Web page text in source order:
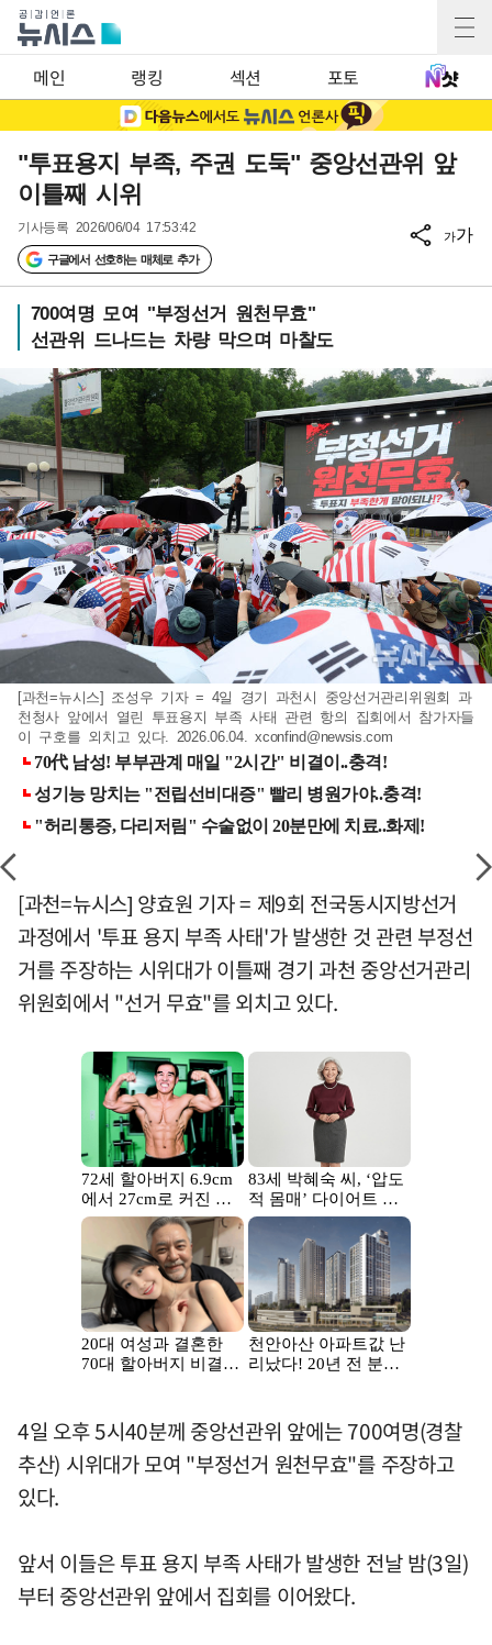
메인 랭킹 섹션 포토
"투표용지 부족, 주권 도둑" 중앙선관위 앞
이틀째 시위
기사등록 2026/06/04 17:53:42
구글에서 선호하는 매체로 추가
가가
700여명 모여 "부정선거 원천무효"
선관위 드나드는 차량 막으며 마찰도
[과천=뉴시스] 조성우 기자 = 4일 경기 과천시 중앙선거관리위원회 과
천청사 앞에서 열린 투표용지 부족 사태 관련 항의 집회에서 참가자들
이 구호를 외치고 있다. 2026.06.04.xconfind@newsis.com
[과천=뉴시스] 양효원 기자 = 제9회 전국동시지방선거
과정에서 '투표 용지 부족 사태'가 발생한 것 관련 부정선
거를 주장하는 시위대가 이틀째 경기 과천 중앙선거관리
위원회에서 "선거 무효"를 외치고 있다.
4일 오후 5시40분께 중앙선관위 앞에는 700여명(경찰
추산) 시위대가 모여 "부정선거 원천무효"를 주장하고
있다.
앞서 이들은 투표 용지 부족 사태가 발생한 전날 밤(3일)
부터 중앙선관위 앞에서 집회를 이어왔다.